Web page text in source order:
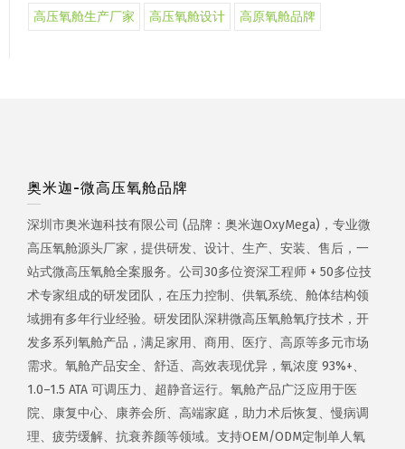
高压氧舱生产厂家 高压氧舱设计 高原氧舱品牌
奥米迦-微高压氧舱品牌
深圳市奥米迦科技有限公司 (品牌：奥米迦OxyMega)，专业微
高压氧舱源头厂家，提供研发、设计、生产、安装、售后，一
站式微高压氧舱全案服务。公司30多位资深工程师 + 50多位技
术专家组成的研发团队，在压力控制、供氧系统、舱体结构领
域拥有多年行业经验。研发团队深耕微高压氧舱氧疗技术，开
发多系列氧舱产品，满足家用、商用、医疗、高原等多元市场
需求。氧舱产品安全、舒适、高效表现优异，氧浓度 93%+、
1.0–1.5 ATA 可调压力、超静音运行。氧舱产品广泛应用于医
院、康复中心、康养会所、高端家庭，助力术后恢复、慢病调
理、疲劳缓解、抗衰养颜等领域。支持OEM/ODM定制单人氧